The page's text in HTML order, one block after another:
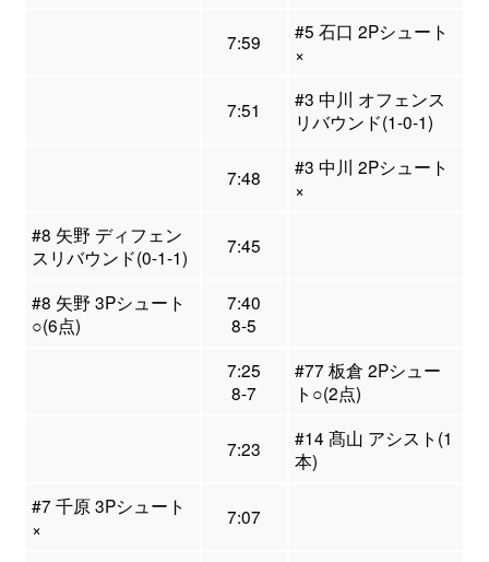
7:59
#5 石口 2Pシュート
×
7:51
#3 中川 オフェンス
リバウンド(1-0-1)
7:48
#3 中川 2Pシュート
×
#8 矢野 ディフェン
スリバウンド(0-1-1)
7:45
#8 矢野 3Pシュート
○(6点)
7:40
8-5
7:25
8-7
#77 板倉 2Pシュー
ト○(2点)
7:23
#14 髙山 アシスト(1
本)
#7 千原 3Pシュート
×
7:07